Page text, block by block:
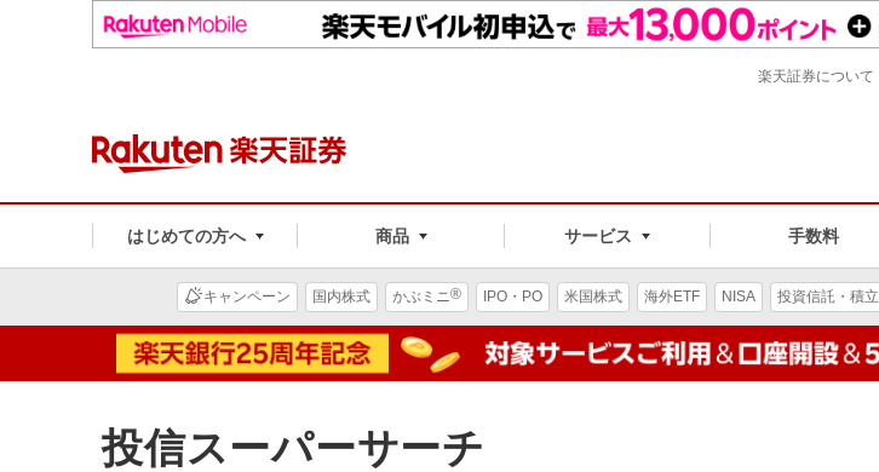
はじめての方へ 商品 サービス 手数料
楽天証券について
キャンペーン 国内株式 かぶミニ® IPO・PO 米国株式 海外ETF NISA 投資信託・積立
投信スーパーサーチ